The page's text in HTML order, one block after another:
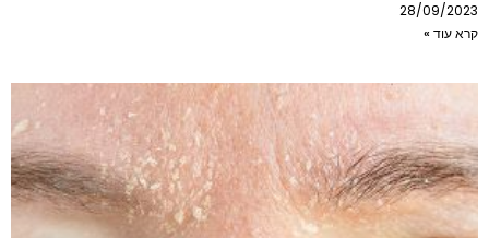
28/09/2023
קרא עוד »